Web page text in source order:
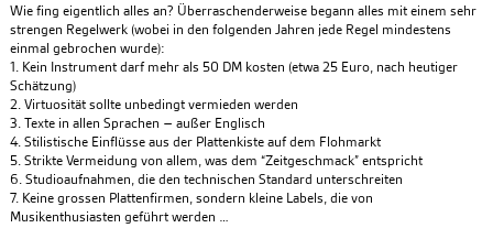
Wie fing eigentlich alles an? Überraschenderweise begann alles mit einem sehr
strengen Regelwerk (wobei in den folgenden Jahren jede Regel mindestens
einmal gebrochen wurde):
1. Kein Instrument darf mehr als 50 DM kosten (etwa 25 Euro, nach heutiger
Schätzung)
2. Virtuosität sollte unbedingt vermieden werden
3. Texte in allen Sprachen – außer Englisch
4. Stilistische Einflüsse aus der Plattenkiste auf dem Flohmarkt
5. Strikte Vermeidung von allem, was dem “Zeitgeschmack” entspricht
6. Studioaufnahmen, die den technischen Standard unterschreiten
7. Keine grossen Plattenfirmen, sondern kleine Labels, die von
Musikenthusiasten geführt werden …